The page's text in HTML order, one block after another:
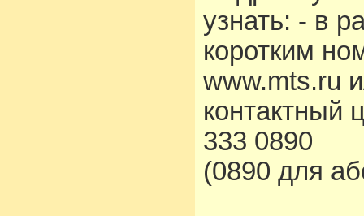
узнать: - в
коротким
www.mts.ru
контактный
333 0890
(0890 для